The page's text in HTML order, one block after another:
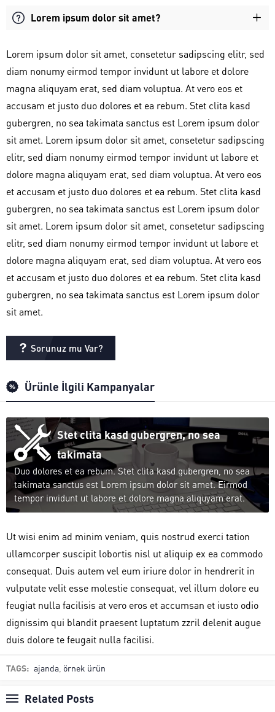
Lorem ipsum dolor sit amet?
Lorem ipsum dolor sit amet, consetetur sadipscing elitr, sed
diam nonumy eirmod tempor invidunt ut labore et dolore
magna aliquyam erat, sed diam voluptua. At vero eos et
accusam et justo duo dolores et ea rebum. Stet clita kasd
gubergren, no sea takimata sanctus est Lorem ipsum dolor
sit amet. Lorem ipsum dolor sit amet, consetetur sadipscing
elitr, sed diam nonumy eirmod tempor invidunt ut labore et
dolore magna aliquyam erat, sed diam voluptua. At vero eos
et accusam et justo duo dolores et ea rebum. Stet clita kasd
gubergren, no sea takimata sanctus est Lorem ipsum dolor
sit amet. Lorem ipsum dolor sit amet, consetetur sadipscing
elitr, sed diam nonumy eirmod tempor invidunt ut labore et
dolore magna aliquyam erat, sed diam voluptua. At vero eos
et accusam et justo duo dolores et ea rebum. Stet clita kasd
gubergren, no sea takimata sanctus est Lorem ipsum dolor
sit amet.
Sorunuz mu Var?
Ürünle İlgili Kampanyalar
Stet clita kasd gubergren, no sea
takimata
Duo dolores et ea rebum. Stet clita kasd gubergren, no sea
takimata sanctus est Lorem ipsum dolor sit amet. Eirmod
tempor invidunt ut labore et dolore magna aliquyam erat.
Ut wisi enim ad minim veniam, quis nostrud exerci tation
ullamcorper suscipit lobortis nisl ut aliquip ex ea commodo
consequat. Duis autem vel eum iriure dolor in hendrerit in
vulputate velit esse molestie consequat, vel illum dolore eu
feugiat nulla facilisis at vero eros et accumsan et iusto odio
dignissim qui blandit praesent luptatum zzril delenit augue
duis dolore te feugait nulla facilisi.
TAGS: ajanda örnek ürün
Related Posts